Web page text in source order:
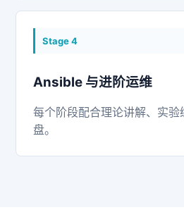
Stage4
Ansible 与进阶运维
每个阶段配合理论讲解、实
盘。